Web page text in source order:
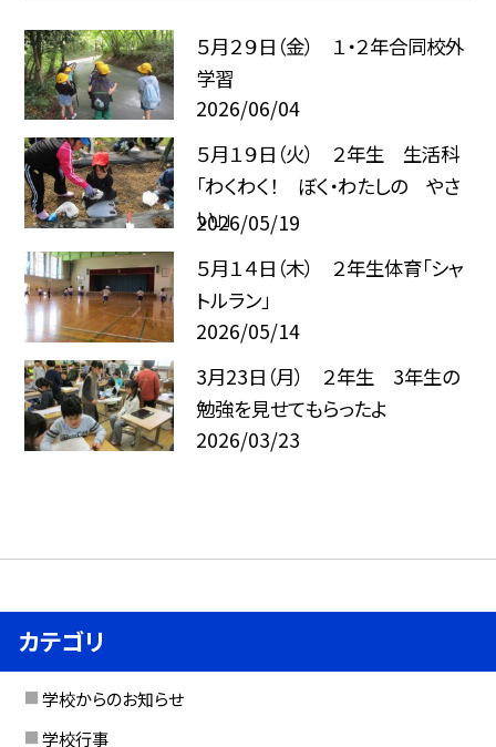
５月２９日（金） １・２年合同校外
学習
2026/06/04
５月１９日（火） ２年生 生活科
「わくわく！ ぼく・わたしの やさ
い」」
2026/05/19
５月１４日（木） ２年生体育「シャ
トルラン」
2026/05/14
3月23日（月） ２年生 3年生の
勉強を見せてもらったよ
2026/03/23
カテゴリ
学校からのお知らせ
学校行事